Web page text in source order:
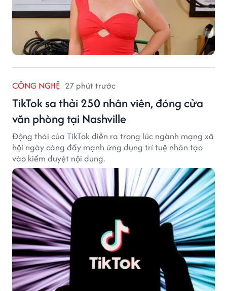
CÔNG NGHỆ 27 phút trước
TikTok sa thải 250 nhân viên, đóng cửa
văn phòng tại Nashville
Động thái của TikTok diễn ra trong lúc ngành mạng xã
hội ngày càng đẩy mạnh ứng dụng trí tuệ nhân tạo
vào kiểm duyệt nội dung.